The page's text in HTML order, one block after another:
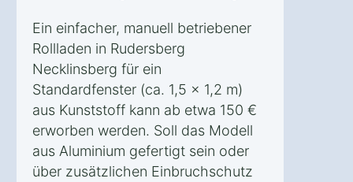
Ein einfacher, manuell betriebener
Rollladen in Rudersberg
Necklinsberg für ein
Standardfenster (ca. 1,5 x 1,2 m)
aus Kunststoff kann ab etwa 150 €
erworben werden. Soll das Modell
aus Aluminium gefertigt sein oder
über zusätzlichen Einbruchschutz